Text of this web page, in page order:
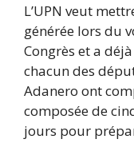
L’UPN veut
générée lors du
Congrès et a
chacun des
Adanero ont
composée de
jours pour